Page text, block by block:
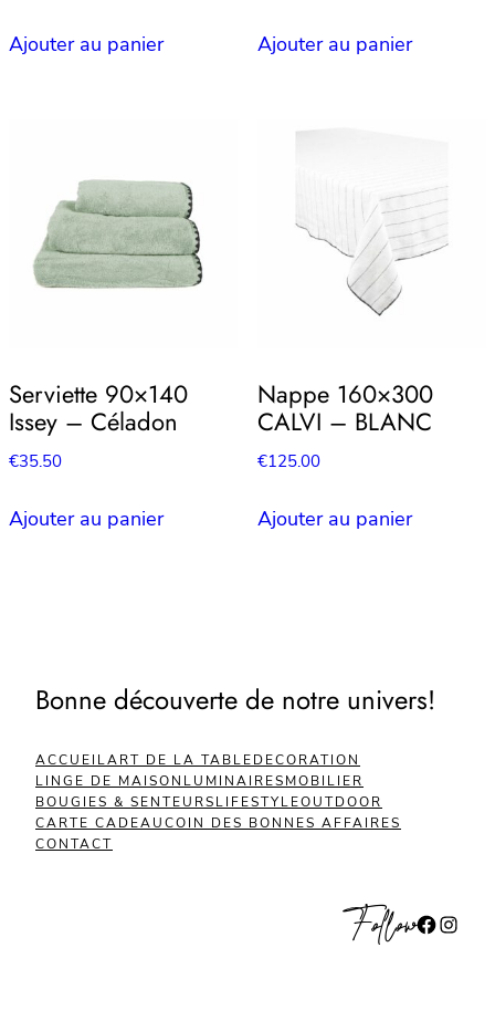
Ajouter au panier Ajouter au panier
Serviette 90×140
Issey – Céladon
€35.50
Ajouter au panier
Nappe 160×300
CALVI – BLANC
€125.00
Ajouter au panier
Bonne découverte de notre univers!
ACCUEILART DE LA TABLEDECORATION
LINGE DE MAISON LUMINAIRESMOBILIER
BOUGIES & SENTEURSLIFESTYLEOUTDOOR
CARTE CADEAUCOIN DES BONNES AFFAIRES
CONTACT
FollowFacebook Instagram